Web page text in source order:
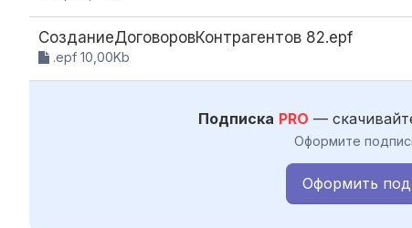
СозданиеДоговоровКонтрагентов 82.epf
.epf 10,00Kb
Подписка PRO —
Оформите
Оформить